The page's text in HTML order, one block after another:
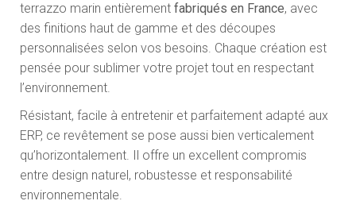
terrazzo marin entièrementfabriqués en France, avec
des finitions haut de gamme et des découpes
personnalisées selon vos besoins. Chaque création est
pensée pour sublimer votre projet tout en respectant
l’environnement.
Résistant, facile à entretenir et parfaitement adapté aux
ERP, ce revêtement se pose aussi bien verticalement
qu’horizontalement. Il offre un excellent compromis
entre design naturel, robustesse et responsabilité
environnementale.